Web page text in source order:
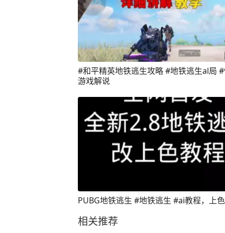
#和平精英地铁逃生攻略 #地铁逃生al局
游戏解说
PUBG地铁逃生 #地铁逃生 #ai教程，上
相关推荐